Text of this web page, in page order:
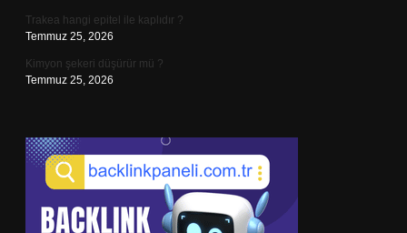
Trakea hangi epitel ile kaplıdır ?
Temmuz 25, 2026
Kimyon şekeri düşürür mü ?
Temmuz 25, 2026